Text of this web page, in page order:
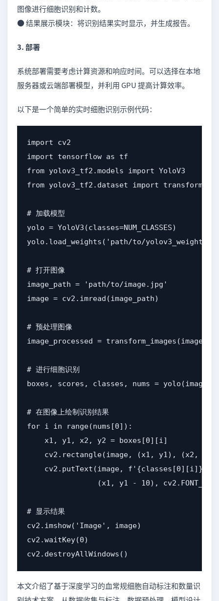
图像进行细胞识别和计数。
● 结果展示模块：将识别结果实时显示，并生成报告。
3. 部署
系统部署需要考虑计算资源和响应时间。可以选择在本地
服务器或云端部署模型，并利用 GPU 提高计算效率。
以下是一个简单的实时细胞识别示例代码：
import cv2
import tensorflow as tf
from yolov3_tf2.models import YoloV3
from yolov3_tf2.dataset import
# 加载模型
yolo = YoloV3(classes=NUM_CLASSES)
yolo.load_weights('path/to/
# 打开图像
image_path = 'path/to/image.jpg'
image = cv2.imread(image_path)
# 预处理图像
image_processed = transform_images(image,
# 进行细胞识别
boxes, scores, classes, nums =
# 在图像上绘制识别结果
for i in range(nums[0]):
    x1, y1, x2, y2 = boxes[0][i]
cv2.rectangle(image, (x1, y1), (x2,
cv2.putText(image, f'{classes[0][i]}:
(x1, y1 - 10),
# 显示结果
cv2.imshow('Image', image)
cv2.waitKey(0)
cv2.destroyAllWindows()
本文介绍了基于深度学习的血常规细胞自动标注和数量识